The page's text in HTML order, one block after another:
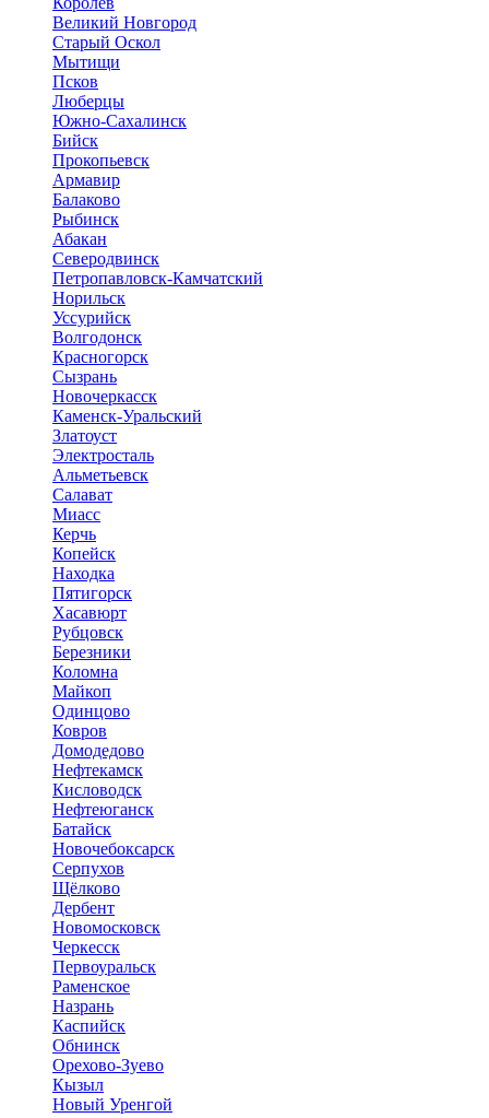
Великий Новгород
Старый Оскол
Мытищи
Псков
Люберцы
Южно-Сахалинск
Бийск
Прокопьевск
Армавир
Балаково
Рыбинск
Абакан
Северодвинск
Петропавловск-Камчатский
Норильск
Уссурийск
Волгодонск
Красногорск
Сызрань
Новочеркасск
Каменск-Уральский
Златоуст
Электросталь
Альметьевск
Салават
Миасс
Керчь
Копейск
Находка
Пятигорск
Хасавюрт
Рубцовск
Березники
Коломна
Майкоп
Одинцово
Ковров
Домодедово
Нефтекамск
Кисловодск
Нефтеюганск
Батайск
Новочебоксарск
Серпухов
Щёлково
Дербент
Новомосковск
Черкесск
Первоуральск
Раменское
Назрань
Каспийск
Обнинск
Орехово-Зуево
Кызыл
Новый Уренгой